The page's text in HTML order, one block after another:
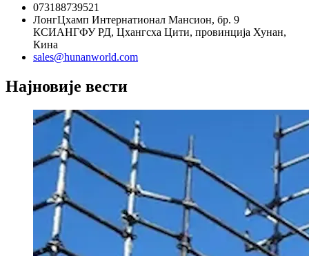
073188739521
ЛонгЦхамп Интернатионал Мансион, бр. 9
КСИАНГФУ РД, Цхангсха Цити, провинција Хунан,
Кина
sales@hunanworld.com
Најновије вести